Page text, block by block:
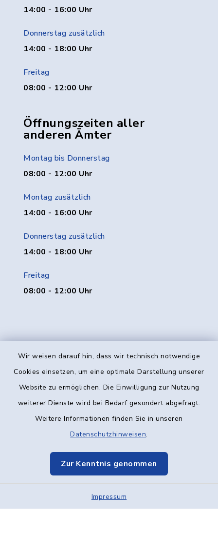
Wir weisen darauf hin, dass wir technisch notwendige
Cookies einsetzen, um eine optimale Darstellung unserer
Website zu ermöglichen. Die Einwilligung zur Nutzung
weiterer Dienste wird bei Bedarf gesondert abgefragt.
Weitere Informationen finden Sie in unseren
Datenschutzhinweisen.
Zur Kenntnis genommen
Impressum
14:00 - 16:00 Uhr
Donnerstag zusätzlich
14:00 - 18:00 Uhr
Freitag
08:00 - 12:00 Uhr
Öffnungszeiten aller
anderen Ämter
Montag bis Donnerstag
08:00 - 12:00 Uhr
Montag zusätzlich
14:00 - 16:00 Uhr
Donnerstag zusätzlich
14:00 - 18:00 Uhr
Freitag
08:00 - 12:00 Uhr
Kontakt
Datenschutz
Elektronische Kommunikation
Sitemap